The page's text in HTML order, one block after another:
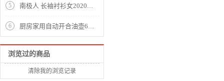
5 南极人 长袖衬衫女2020夏季新款女装时尚撞色绣花娃娃领衬衣原创设计纯色打底小衫上衣潮 N4-NRB42-5269-蓝色 M
6 厨房家用自动开合油壶600ml【pp 钠钙玻璃/图片色】
浏览过的商品
清除我的浏览记录